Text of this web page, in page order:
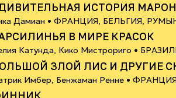
ИСТОРИЯ
Дамиан • ФРАНЦИЯ, БЕЛЬГИЯ,
В МИРЕ КРАСОК
Катунда, Кико Мистрориго •
ЗЛОЙ ЛИС И ДРУГИЕ
Имбер, Бенжаман Ренне • ФРАНЦИЯ